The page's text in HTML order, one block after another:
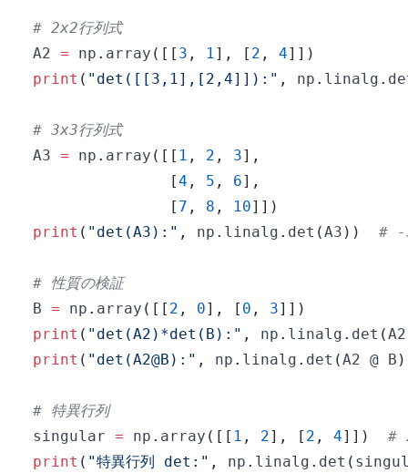
# 2x2行列式
A2 = np . array ( [ [ 3 , 1] , [ 2 , 4] ] )
print ( "det([[3,1],[2,4]]):" , np . linalg .
# 3x3行列式
A3 = np . array ( [ [ 1 , 2 , 3] ,
[4 , 5 , 6] ,
[ 7 , 8 , 10] ] )
print ( "det(A3):" , np . linalg . det (A3 ) ) # -
# 性質の検証
B = np . array ( [ [ 2 , 0] , [ 0 , 3] ] )
print ( "det(A2)*det(B):" , np . linalg . det (A2
print ( "det(A2@B):" , np . linalg . det (A2 @ B )
# 特異行列
singular = np . array ( [ [ 1 , 2] , [ 2 , 4] ] )
#
print ( "特異行列 det:" , np . linalg . det (